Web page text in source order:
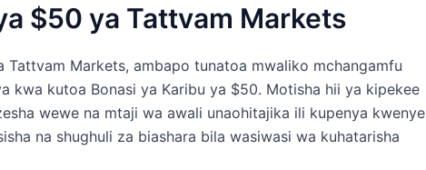
$50 ya Tattvam Markets
Tattvam Markets, ambapo tunatoa mwaliko mchangamfu
kwa kutoa Bonasi ya Karibu ya $50. Motisha hii ya kipekee
wewe na mtaji wa awali unaohitajika ili kupenya kwenye
na shughuli za biashara bila wasiwasi wa kuhatarisha